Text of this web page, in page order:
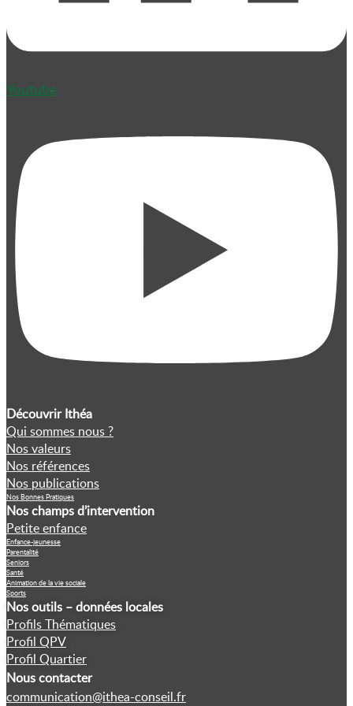
Youtube
Découvrir Ithéa
Qui sommes nous ?
Nos valeurs
Nos références
Nos publications
Nos Bonnes Pratiques
Nos champs d’intervention
Petite enfance
Enfance-jeunesse
Parentalité
Seniors
Santé
Animation de la vie sociale
Sports
Nos outils – données locales
Profils Thématiques
Profil QPV
Profil Quartier
Nous contacter
communication@ithea-conseil.fr